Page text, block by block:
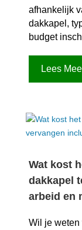
afhankelijk
dakkapel,
budget
Lees
Wat kost
dakkapel
arbeid en
Wil je weten